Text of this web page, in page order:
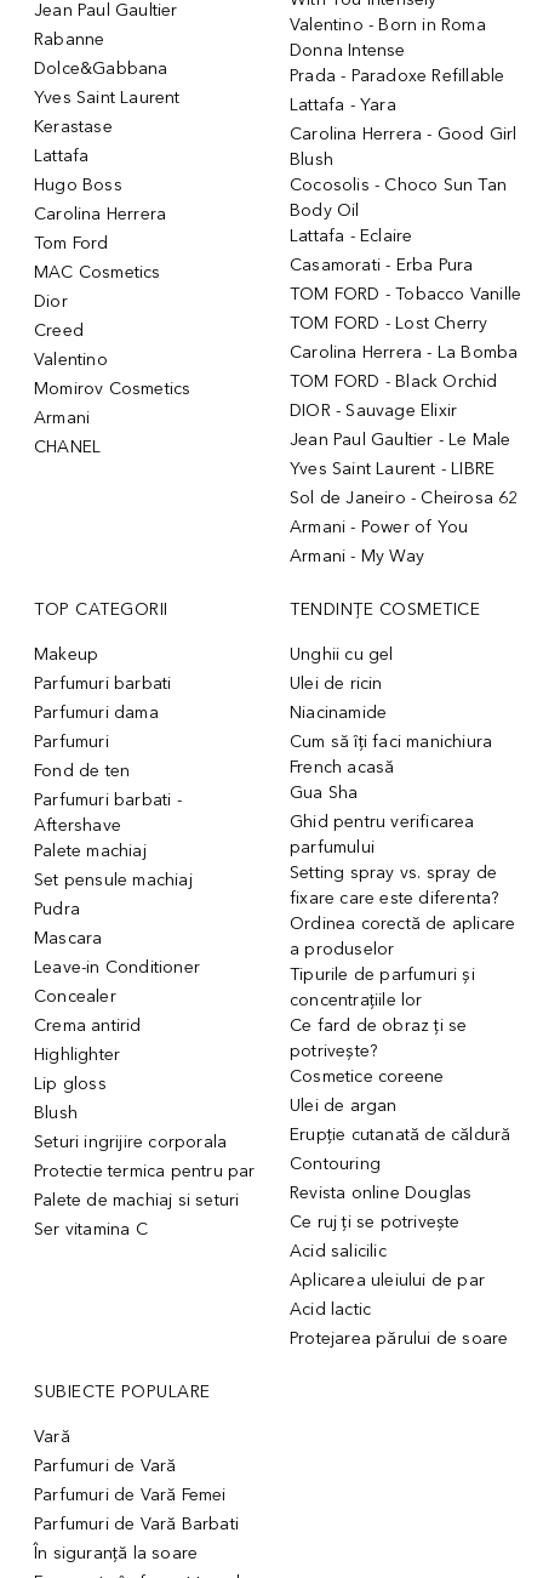
Jean Paul Gaultier
Rabanne
Dolce&Gabbana
Yves Saint Laurent
Kerastase
Lattafa
Hugo Boss
Carolina Herrera
Tom Ford
MAC Cosmetics
Dior
Creed
Valentino
Momirov Cosmetics
Armani
CHANEL
Valentino - Born in Roma
Donna Intense
Prada - Paradoxe Refillable
Lattafa - Yara
Carolina Herrera - Good Girl
Blush
Cocosolis - Choco Sun Tan
Body Oil
Lattafa - Eclaire
Casamorati - Erba Pura
TOM FORD - Tobacco Vanille
TOM FORD - Lost Cherry
Carolina Herrera - La Bomba
TOM FORD - Black Orchid
DIOR - Sauvage Elixir
Jean Paul Gaultier - Le Male
Yves Saint Laurent - LIBRE
Sol de Janeiro - Cheirosa 62
Armani - Power of You
Armani - My Way
TOP CATEGORII
Makeup
Parfumuri barbati
Parfumuri dama
Parfumuri
Fond de ten
Parfumuri barbati -
Aftershave
Palete machiaj
Set pensule machiaj
Pudra
Mascara
Leave-in Conditioner
Concealer
Crema antirid
Highlighter
Lip gloss
Blush
Seturi ingrijire corporala
Protectie termica pentru par
Palete de machiaj si seturi
Ser vitamina C
TENDINȚE COSMETICE
Unghii cu gel
Ulei de ricin
Niacinamide
Cum să îți faci manichiura
French acasă
Gua Sha
Ghid pentru verificarea
parfumului
Setting spray vs. spray de
fixare care este diferenta?
Ordinea corectă de aplicare
a produselor
Tipurile de parfumuri și
concentrațiile lor
Ce fard de obraz ți se
potrivește?
Cosmetice coreene
Ulei de argan
Erupție cutanată de căldură
Contouring
Revista online Douglas
Ce ruj ți se potrivește
Acid salicilic
Aplicarea uleiului de par
Acid lactic
Protejarea părului de soare
SUBIECTE POPULARE
Vară
Parfumuri de Vară
Parfumuri de Vară Femei
Parfumuri de Vară Barbati
În siguranță la soare